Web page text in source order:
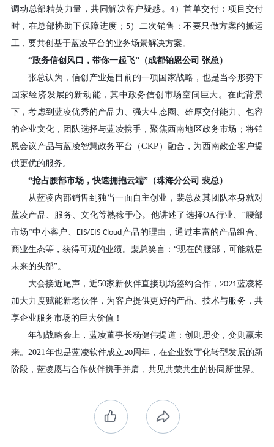
调动总部精英力量，共同解决客户疑惑。4 ）首单交付：项目交付
时，在总部协助下保障进度； 5）二次销售：不要只做方案的搬运
工，要共创基于蓝凌平台的业务场景解决方案。
“政务信创风口，带你一起飞”（成都铂恩公司 张总）
张总认为，信创产业是目前的一项国家战略，也是当今形势下
国家经济发展的新动能，其中政务信创市场空间巨大。在此背景
下，考虑到蓝凌优秀的产品力、强大生态圈、雄厚交付能力、包容
的企业文化，团队选择与蓝凌携手，聚焦西南地区政务市场；将铂
恩会议产品与蓝凌智慧政务平台（GKP ）融合，为西南政企客户提
供更优的服务。
“抢占腰部市场，快速拥抱云端”（珠海分公司 裴总）
从蓝凌内部销售到独当一面自主创业，裴总及其团队本身就对
蓝凌产品、服务、文化等熟稔于心。他讲述了选择OA行业、“腰部
市场”中小客户、
EIS/EIS-Cloud 产品的理由，通过丰富的产品组合、
商业生态等，获得可观的业绩。裴总笑言：“现在的腰部，可能就是
未来的头部”。
大会接近尾声，近50家新伙伴直接现场签约合作， 2021蓝凌将
加大力度赋能新老伙伴，为客户提供更好的产品、技术与服务，共
享企业服务市场的巨大价值！
年初战略会上，蓝凌董事长杨健伟提道：创则思变，变则赢未
来。 2021 年也是蓝凌软件成立20周年，在企业数字化转型发展的新
阶段，蓝凌愿与合作伙伴携手并肩，共见共荣共生的协同新世界。